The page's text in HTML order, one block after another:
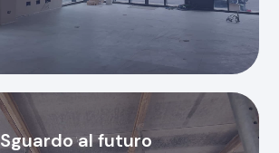
Sguardo al futuro